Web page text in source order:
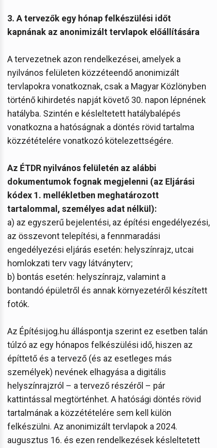
3. A tervezők egy hónap felkészülési időt
kapnának az anonimizált tervlapok előállítására
A tervezetnek azon rendelkezései, amelyek a
nyilvános felületen közzéteendő anonimizált
tervlapokra vonatkoznak, csak a Magyar Közlönyben
történő kihirdetés napját követő 30. napon lépnének
hatályba. Szintén e késleltetett hatálybalépés
vonatkozna a hatóságnak a döntés rövid tartalma
közzétételére vonatkozó kötelezettségére.
A​z ÉTDR nyilvános felületén az alábbi
dokumentumok fognak megjelenni (az Eljárási
kódex 1. mellékletben meghatározott
tartalommal, személyes adat nélkül):​​​​​
a) az egyszerű bejelentési, az építési engedélyezési,
az összevont telepítési, a fennmaradási
engedélyezési eljárás esetén: helyszínrajz, utcai
homlokzati terv vagy látványterv;
b) bontás esetén: helyszínrajz, valamint a
bontandó épületről és annak környezetéről készített
fotók.
Az Építésijog.hu álláspontja szerint ez esetben talán
túlzó az egy hónapos felkészülési idő, hiszen az
építtető és a tervező (és az esetleges más
személyek) nevének elhagyása a digitális
helyszínrajzról – a tervező részéről – pár
kattintással megtörténhet. A hatósági döntés rövid
tartalmának a közzétételére sem kell külön
felkészülni. Az anonimizált tervlapok a 2024.
augusztus 16. és ezen rendelkezések késleltetett